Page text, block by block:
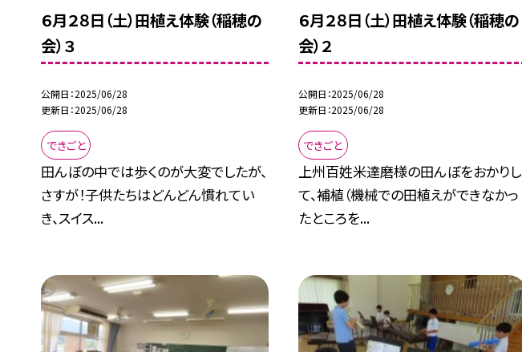
６月２８日（土）田植え体験（稲穂の
会）３
公開日 2025/06/28
更新日 2025/06/28
できごと
田んぼの中では歩くのが大変でしたが、
さすが！子供たちはどんどん慣れてい
き、スイス...
６月２８日（土）田植え体験（稲穂の
会）２
公開日 2025/06/28
更新日 2025/06/28
できごと
上州百姓米達磨様の田んぼをおかりし
て、補植（機械での田植えができなかっ
たところを...